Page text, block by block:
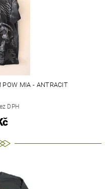
POW MIA - ANTRACIT
DPH